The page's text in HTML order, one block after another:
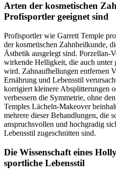
Arten der kosmetischen
Profisportler geeignet sind
Profisportler wie Garrett Temple
der kosmetischen Zahnheilkunde,
Ästhetik ausgelegt sind. Porzellan-
wirkende Helligkeit, die auch
wird. Zahnaufhellungen entfernen
Ernährung und Lebensstil
korrigiert kleinere Absplitterungen
verbessern die Symmetrie, ohne
Temples Lächeln-Makeover
mehrere dieser Behandlungen, die
anspruchsvollen und hochgradig
Lebensstil zugeschnitten sind.
Die Wissenschaft eines
sportliche Lebensstil